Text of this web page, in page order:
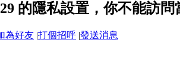
的隱私設置，你不能訪問
為好友 |打個招呼 |發送消息